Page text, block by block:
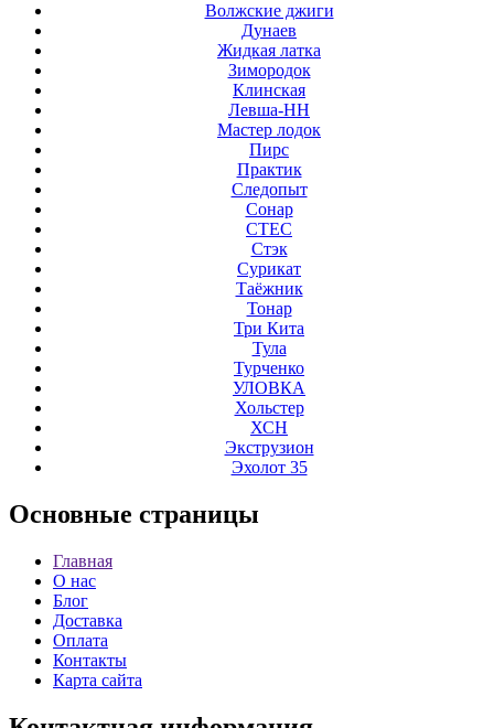
Волжские джиги
Дунаев
Жидкая латка
Зимородок
Клинская
Левша-НН
Мастер лодок
Пирс
Практик
Следопыт
Сонар
СТЕС
Стэк
Сурикат
Таёжник
Тонар
Три Кита
Тула
Турченко
УЛОВКА
Хольстер
ХСН
Экструзион
Эхолот 35
Основные страницы
Главная
О нас
Блог
Доставка
Оплата
Контакты
Карта сайта